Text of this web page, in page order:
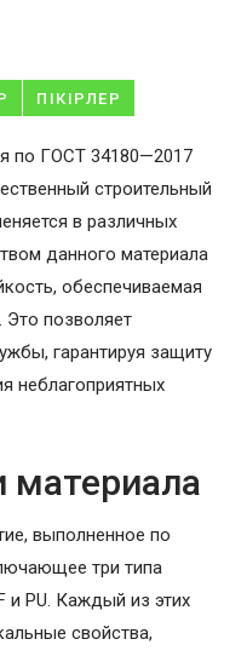
ПІКІРЛЕР
по ГОСТ 34180—2017
строительный
в различных
данного материала
обеспечиваемая
Это позволяет
гарантируя защиту
неблагоприятных
материала
выполненное по
три типа
и PU. Каждый из этих
свойства,